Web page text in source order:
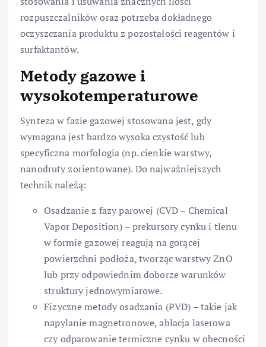
rozpuszczalników oraz potrzeba dokładnego
oczyszczania produktu z pozostałości reagentów i
surfaktantów.
Metody gazowe i
wysokotemperaturowe
Synteza w fazie gazowej stosowana jest, gdy
wymagana jest bardzo wysoka czystość lub
specyficzna morfologia (np. cienkie warstwy,
nanodruty zorientowane). Do najważniejszych
technik należą:
Osadzanie z fazy parowej (CVD – Chemical
Vapor Deposition) – prekursory cynku i tlenu
w formie gazowej reagują na gorącej
powierzchni podłoża, tworząc warstwy ZnO
lub przy odpowiednim doborze warunków
struktury jednowymiarowe.
Fizyczne metody osadzania (PVD) – takie jak
napylanie magnetronowe, ablacja laserowa
czy odparowanie termiczne cynku w obecności